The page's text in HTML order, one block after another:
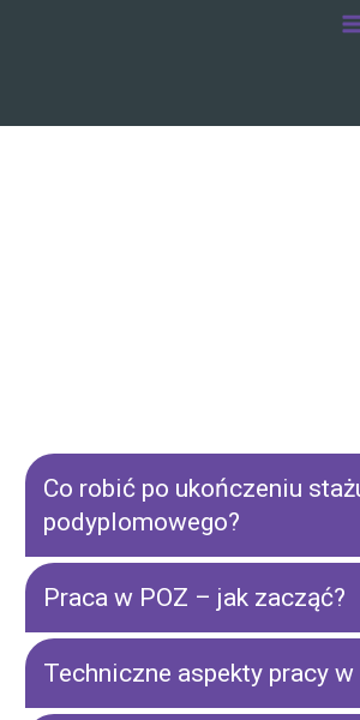
Co robić po ukończeniu
podyplomowego?
Praca w POZ – jak zacząć?
Techniczne aspekty pracy w